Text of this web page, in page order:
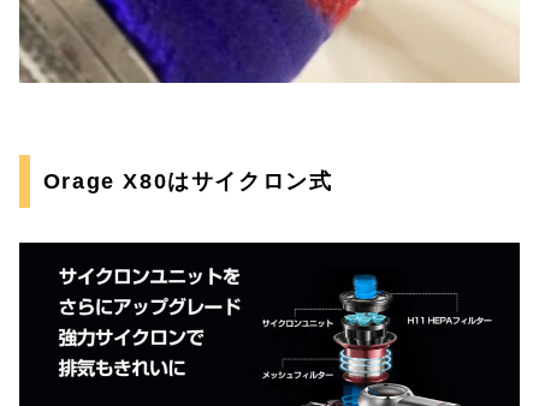
Orage X80はサイクロン式